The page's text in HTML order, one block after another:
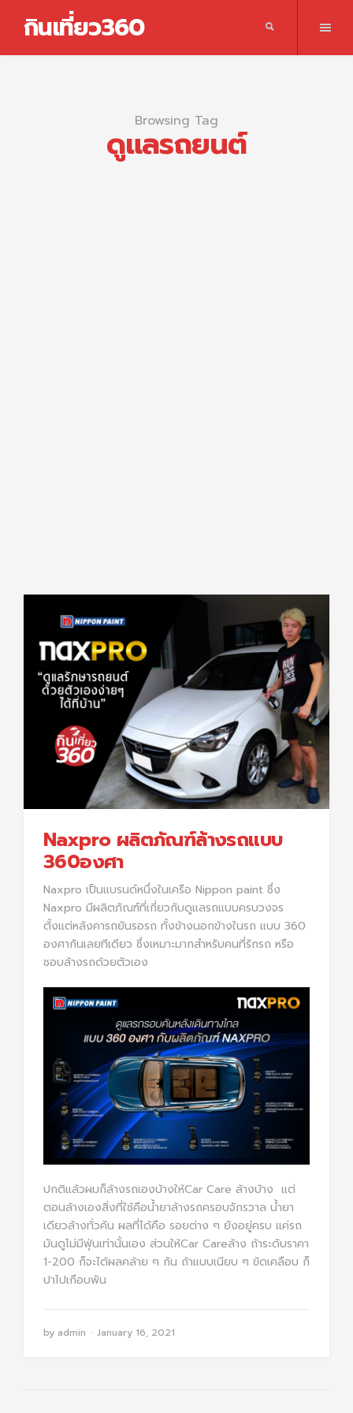
กินเที่ยว360
Browsing Tag
ดูแลรถยนต์
Naxpro ผลิตภัณฑ์ล้างรถแบบ
360องศา
Naxpro เป็นแบรนด์หนึ่งในเครือ Nippon paint ซึ่ง
Naxpro มีผลิตภัณฑ์ที่เกี่ยวกับดูแลรถแบบครบวงจร
ตั้งแต่หลังคารถยันรอรถ ทั้งข้างนอกข้างในรถ แบบ 360
องศากันเลยทีเดียว ซึ่งเหมาะมากสำหรับคนที่รักรถ หรือ
ชอบล้างรถด้วยตัวเอง
ปกติแล้วผมก็ล้างรถเองบ้างให้Car Care ล้างบ้าง แต่
ตอนล้างเองสิ่งที่ใช้คือน้ำยาล้างรถครอบจักรวาล น้ำยา
เดียวล้างทั่วคัน ผลที่ได้คือ รอยต่าง ๆ ยังอยู่ครบ แค่รถ
มันดูไม่มีฟุ่นเท่านั้นเอง ส่วนให้Car Careล้าง ถ้าระดับราคา
1-200 ก็จะได้ผลคล้าย ๆ กัน ถ้าแบบเนียบ ๆ ขัดเคลือบ ก็
ปาไปเกือบพัน
by admin January 16, 2021